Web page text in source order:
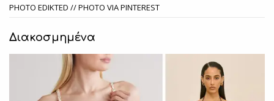
PHOTO EDIKTED // PHOTO VIA PINTEREST
Διακοσμημένα